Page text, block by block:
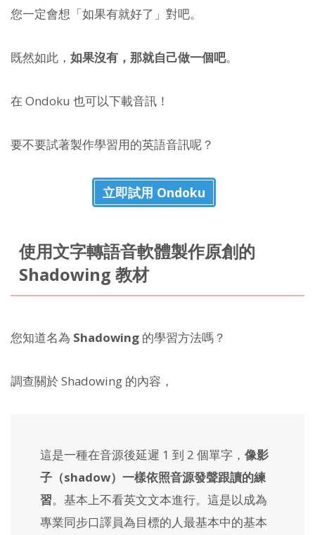
您一定會想「如果有就好了」對吧。
既然如此， 如果沒有，那就自己做一個吧。
在 Ondoku 也可以下載音訊！
要不要試著製作學習用的英語音訊呢？
立即試用 Ondoku
使用文字轉語音軟體製作原創的
Shadowing 教材
您知道名為 Shadowing 的學習方法嗎？
調查關於 Shadowing 的內容，
這是一種在音源後延遲 1 到 2 個單字， 像影
子（shadow）一樣依照音源發聲跟讀的練
習。基本上不看英文文本進行。這是以成為
專業同步口譯員為目標的人最基本中的基本